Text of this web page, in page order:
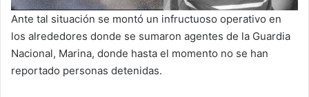
Ante tal situación se montó un infructuoso operativo en
los alrededores donde se sumaron agentes de la Guardia
Nacional, Marina, donde hasta el momento no se han
reportado personas detenidas.